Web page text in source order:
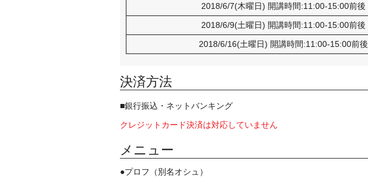
2018/6/7(木曜日) 開講時間:11:00-15:00前後
2018/6/9(土曜日) 開講時間:11:00-15:00前後
2018/6/16(土曜日) 開講時間:11:00-15:00前後
決済方法
■銀行振込・ネットバンキング
クレジットカード決済は対応していません
メニュー
●プロフ（別名オシュ）